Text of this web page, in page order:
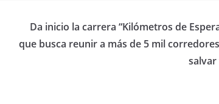
Da inicio la carrera “Kilómetros de
que busca reunir a más de 5 mil
salvar